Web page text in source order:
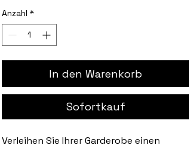
Anzahl *
In den Warenkorb
Sofortkauf
Verleihen Sie Ihrer Garderobe einen